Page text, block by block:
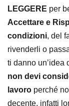
LEGGERE per
Accettare e
condizioni, del
rivenderli o
ti danno un’idea
non devi
lavoro perché
decente, infatti